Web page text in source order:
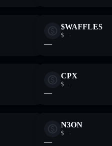
$WAFFLES
$—
—
CPX
$—
—
N3ON
$—
—